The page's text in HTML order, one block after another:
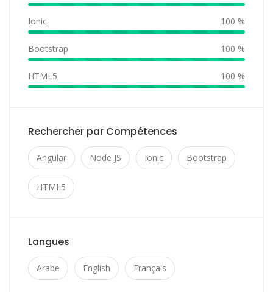
Ionic 100 %
Bootstrap 100 %
HTML5 100 %
Rechercher par Compétences
Angular Node JS Ionic Bootstrap
HTML5
Langues
Arabe English Français